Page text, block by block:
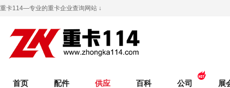
重卡114—专业的重卡企业查询网站 ↓
首页 配件 供应 百科 公司 展